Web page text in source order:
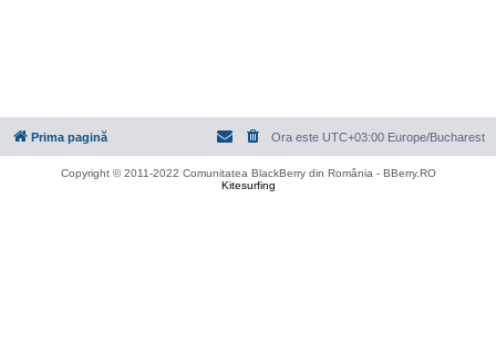
Prima pagină Ora este UTC+03:00 Europe/Bucharest
Copyright © 2011-2022 Comunitatea BlackBerry din România - BBerry.RO
Kitesurfing